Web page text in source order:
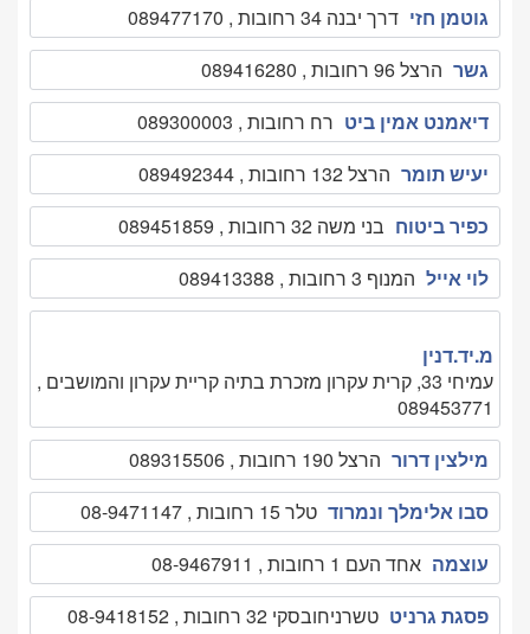
גוטמן חזי דרך יבנה 34 רחובות , 089477170
גשר הרצל 96 רחובות , 089416280
דיאמנט אמין ביט רח רחובות , 089300003
יעיש תומר הרצל 132 רחובות , 089492344
כפיר ביטוח בני משה 32 רחובות , 089451859
לוי אייל המנוף 3 רחובות , 089413388
מ.יד.דנין
עמיחי 33, קרית עקרון מזכרת בתיה קריית עקרון והמושבים ,
089453771
מילצין דרור הרצל 190 רחובות , 089315506
סבו אלימלך ונמרוד טלר 15 רחובות , 08-9471147
עוצמה אחד העם 1 רחובות , 08-9467911
פסגת גרניט טשרניחובסקי 32 רחובות , 08-9418152